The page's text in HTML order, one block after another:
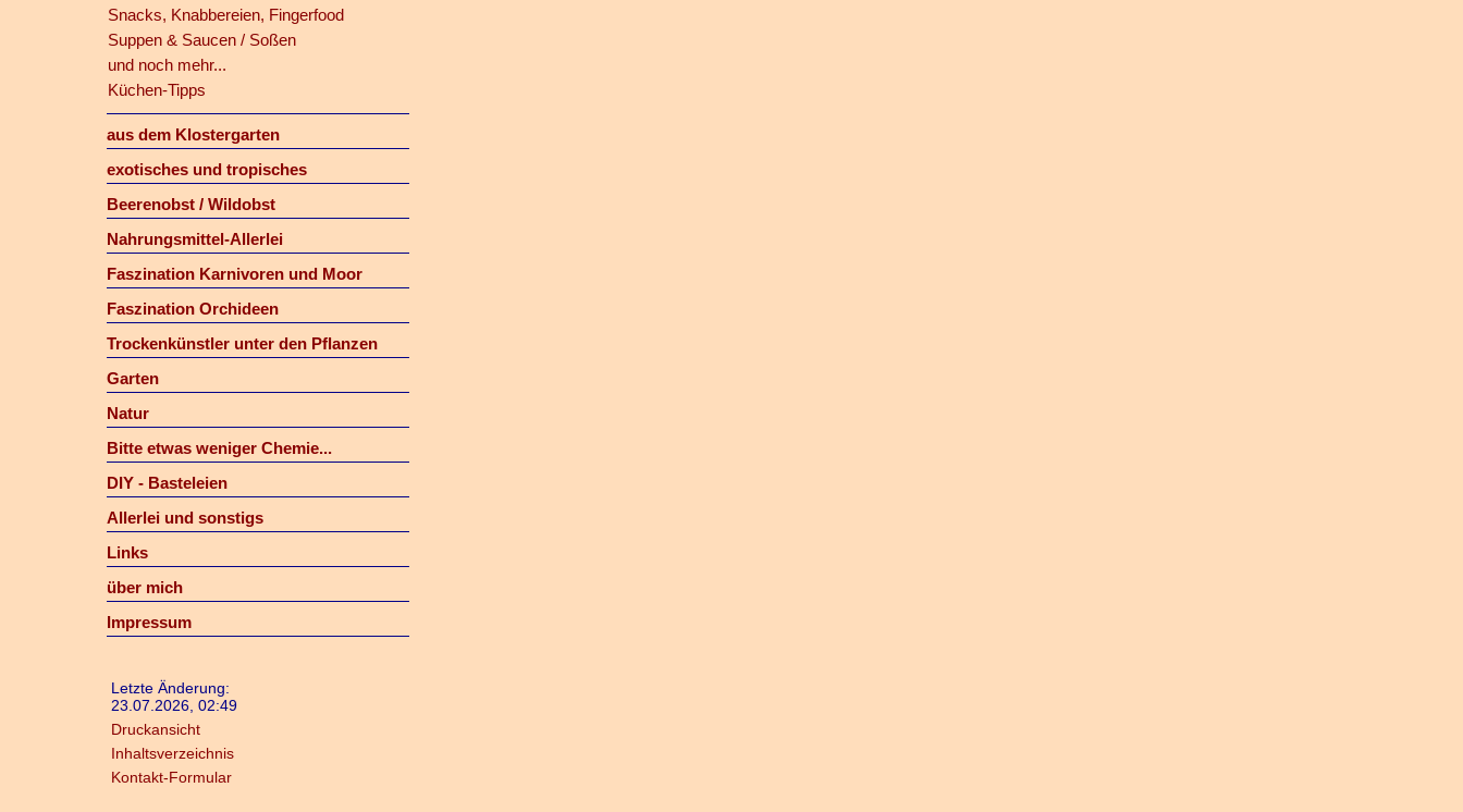
Snacks, Knabbereien, Fingerfood
Suppen & Saucen / Soßen
und noch mehr...
Küchen-Tipps
aus dem Klostergarten
exotisches und tropisches
Beerenobst / Wildobst
Nahrungsmittel-Allerlei
Faszination Karnivoren und Moor
Faszination Orchideen
Trockenkünstler unter den Pflanzen
Garten
Natur
Bitte etwas weniger Chemie...
DIY - Basteleien
Allerlei und sonstigs
Links
über mich
Impressum
Letzte Änderung:
23.07.2026, 02:49
Druckansicht
Inhaltsverzeichnis
Kontakt-Formular